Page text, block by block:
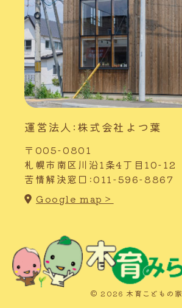
運営法人:株式会社よつ葉
〒005-0801
札幌市南区川沿1条4丁目10-12
苦情解決窓口:011-596-8867
Google map＞
© 2026 木育こどもの家